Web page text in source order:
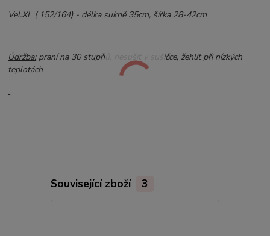
Vel.XL ( 152/164) - délka sukně 35cm, šířka 28-42cm
Údržba:praní na 30 stupňů, nesušit v sušičce, žehlit při nízkých
teplotách
Související zboží 3